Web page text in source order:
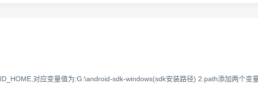
对应变量值为:G:\android-sdk-windows(sdk安装路径) 2.path添加两个变